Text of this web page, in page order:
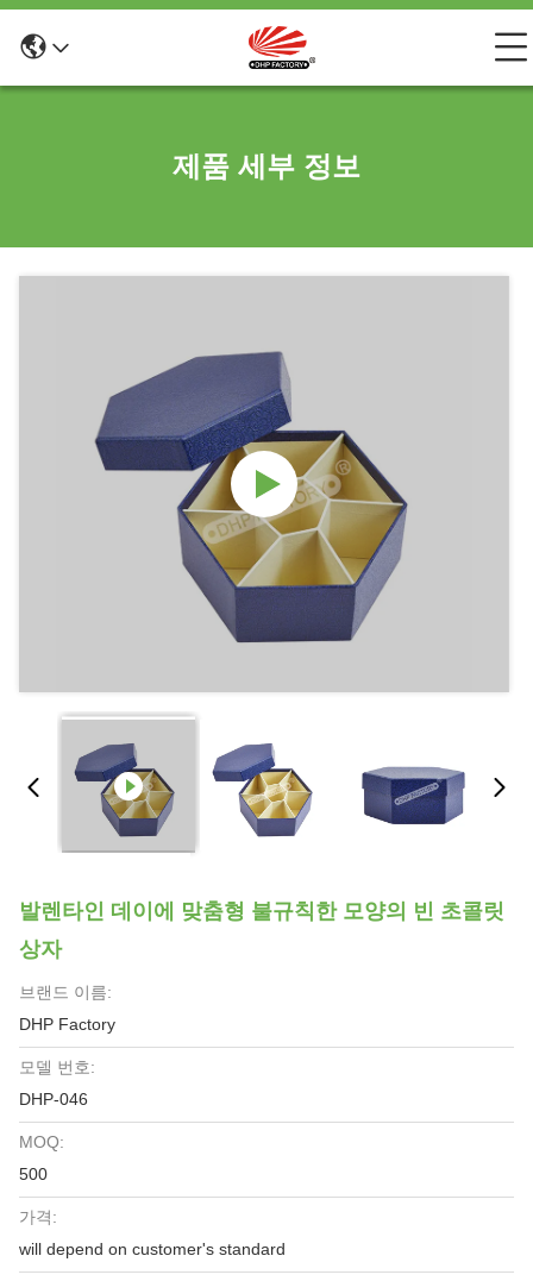
제품 세부 정보
발렌타인 데이에 맞춤형 불규칙한 모양의 빈 초콜릿
상자
브랜드 이름:
DHP Factory
모델 번호:
DHP-046
MOQ:
500
가격:
will depend on customer's standard